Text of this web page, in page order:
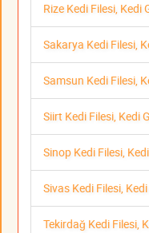
Rize Kedi Filesi, Kedi
Sakarya Kedi Filesi,
Samsun Kedi Filesi,
Siirt Kedi Filesi, Kedi
Sinop Kedi Filesi,
Sivas Kedi Filesi,
Tekirdağ Kedi Filesi,